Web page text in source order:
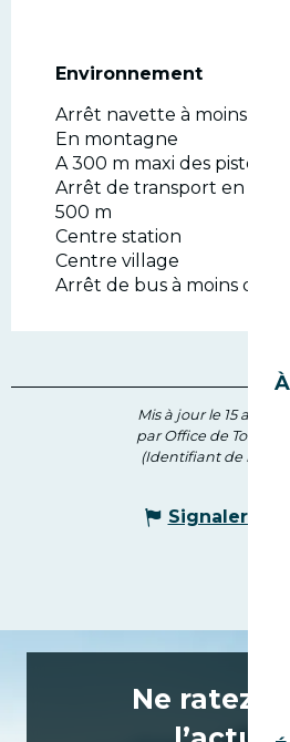
Environnement
Environnement
Arrêt navette à moins de
En montagne
A 300 m maxi des pistes
Arrêt de transport en
500 m
Centre station
Centre village
Arrêt de bus à moins de
Mis à jour le 15 avril
par Office de
(Identifiant de l'offre :
Signaler
Ne ratez